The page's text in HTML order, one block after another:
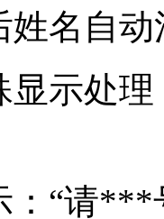
姓名自动
显示处
：“请